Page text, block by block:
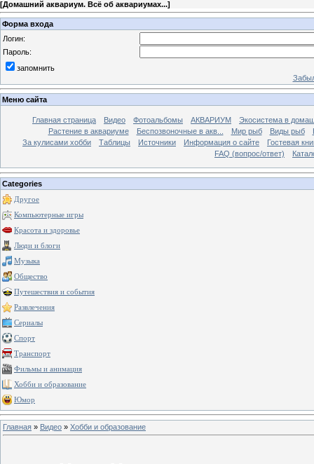
[Домашний аквариум. Всё об аквариумах...]
Форма входа
Логин:
Пароль:
запомнить
Меню сайта
Главная страница Видео Фотоальбомы АКВАРИУМ
Экосистема в
Растение в аквариуме
Беспозвоночные в акв... Мир рыб Виды рыб
За кулисами хобби
Таблицы Источники Информация о сайте
Гостевая
FAQ (вопрос/ответ)
Categories
Другое
Компьютерные игры
Красота и здоровье
Люди и блоги
Музыка
Общество
Путешествия и события
Развлечения
Сериалы
Спорт
Транспорт
Фильмы и анимация
Хобби и образование
Юмор
Главная » Видео » Хобби и образование